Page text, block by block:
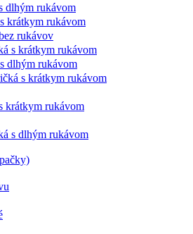
dlhým rukávom
krátkym rukávom
rukávov
s krátkym rukávom
dlhým rukávom
s krátkym rukávom
krátkym rukávom
s dlhým rukávom